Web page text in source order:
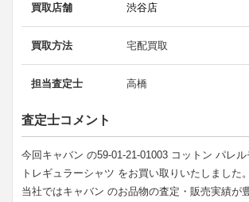
買取店舗 渋谷店
買取方法 宅配買取
担当査定士 高橋
査定士コメント
今回キャバン の59-01-21-01003 コットン パレ
トレギュラーシャツ をお買い取りいたしました。
当社ではキャバン のお品物の査定・販売実績が